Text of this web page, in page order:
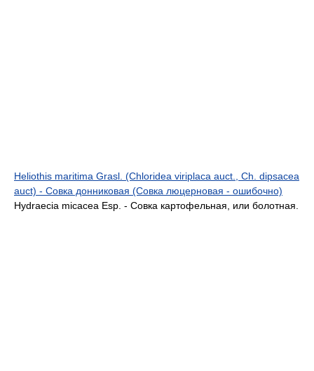
Heliothis maritima Grasl. (Chloridea viriplaca auct., Ch. dipsacea
auct) - Совка донниковая (Совка люцерновая - ошибочно)
Hydraecia micacea Esp. - Совка картофельная, или болотная.